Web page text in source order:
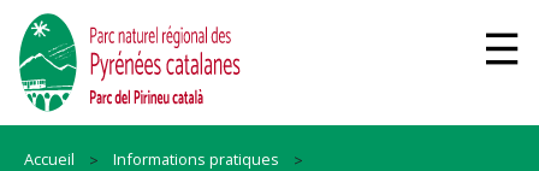
Accueil
Informations pratiques